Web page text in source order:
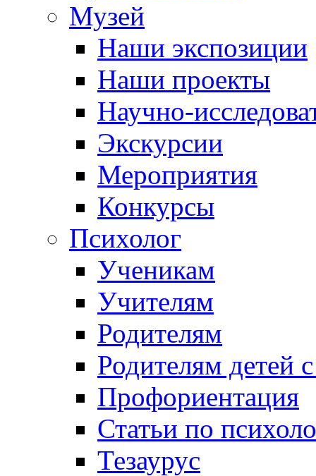
Музей
Наши экспозиции
Наши проекты
Научно-
Экскурсии
Мероприятия
Конкурсы
Психолог
Ученикам
Учителям
Родителям
Родителям детей
Профориентация
Статьи по
Тезаурус